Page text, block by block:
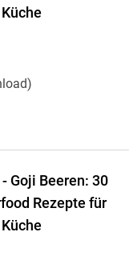
Goji Beeren: 30
Rezepte für